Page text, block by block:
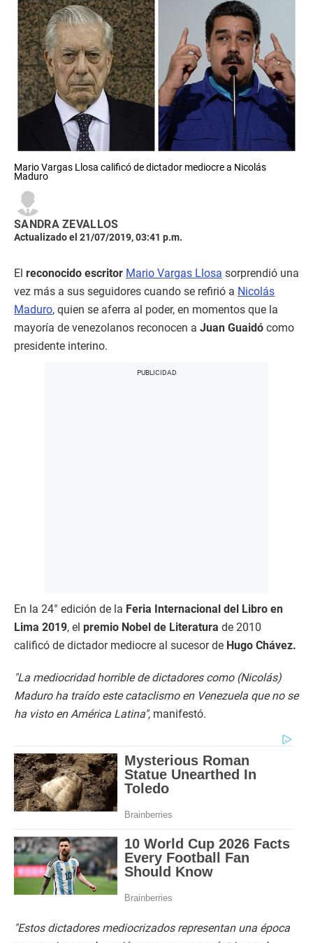
Mario Vargas Llosa calificó de dictador mediocre a Nicolás
Maduro
SANDRA ZEVALLOS
Actualizado el 21/07/2019, 03:41 p.m.
El reconocido escritor Mario Vargas Llosa sorprendió una
vez más a sus seguidores cuando se refirió a Nicolás
Maduro, quien se aferra al poder, en momentos que la
mayoría de venezolanos reconocen a Juan Guaidó como
presidente interino.
En la 24° edición de la Feria Internacional del Libro en
Lima 2019, el premio Nobel de Literatura de 2010
calificó de dictador mediocre al sucesor de Hugo Chávez.
"La mediocridad horrible de dictadores como (Nicolás)
Maduro ha traído este cataclismo en Venezuela que no se
ha visto en América Latina", manifestó.
"Estos dictadores mediocrizados representan una época